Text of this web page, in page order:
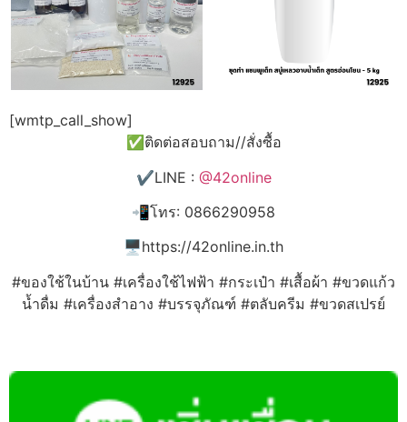
[wmtp_call_show]
✅ติดต่อสอบถาม//สั่งซื้อ
✔️LINE : @42online
📲โทร: 0866290958
🖥️https://42online.in.th
#ของใช้ในบ้าน #เครื่องใช้ไฟฟ้า #กระเป๋า #เสื้อผ้า #ขวดแก้ว
น้ำดื่ม #เครื่องสำอาง #บรรจุภัณฑ์ #ตลับครีม #ขวดสเปรย์